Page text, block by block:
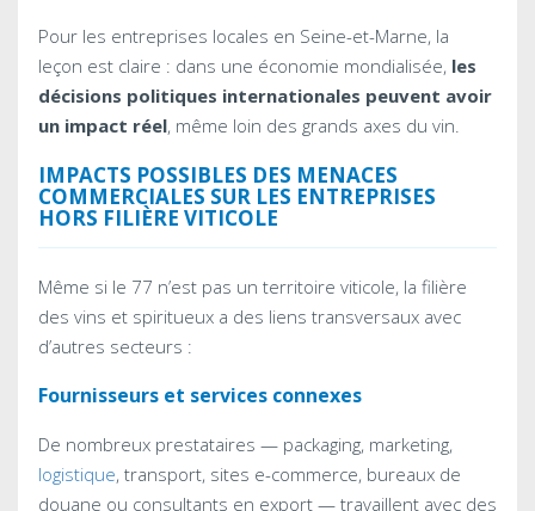
Pour les entreprises locales en Seine-et-Marne, la
leçon est claire : dans une économie mondialisée, les
décisions politiques internationales peuvent avoir
un impact réel, même loin des grands axes du vin.
IMPACTS POSSIBLES DES MENACES
COMMERCIALES SUR LES ENTREPRISES
HORS FILIÈRE VITICOLE
Même si le 77 n’est pas un territoire viticole, la filière
des vins et spiritueux a des liens transversaux avec
d’autres secteurs :
Fournisseurs et services connexes
De nombreux prestataires — packaging, marketing,
logistique, transport, sites e-commerce, bureaux de
douane ou consultants en export — travaillent avec des